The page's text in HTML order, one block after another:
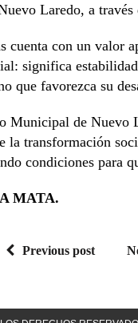
Laredo, a través
cuenta con un valor
significa
que favorezca su
Municipal de Nuevo
la transformación
condiciones para
MATA.
Previous post